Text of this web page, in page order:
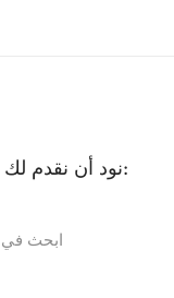
نود أن نقدم لك بعض البدائل بينما نقوم بإصلاح الخطأ:
ابحث في